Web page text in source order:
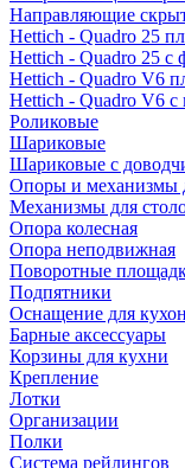
Направляющие
Hettich - Quadro 25
Hettich - Quadro 25 с
Hettich - Quadro V6
Hettich - Quadro V6 с
Роликовые
Шариковые
Шариковые с
Опоры и механизмы
Механизмы для
Опора колесная
Опора неподвижная
Поворотные
Подпятники
Оснащение для
Барные аксессуары
Корзины для кухни
Крепление
Лотки
Организации
Полки
Система рейлингов